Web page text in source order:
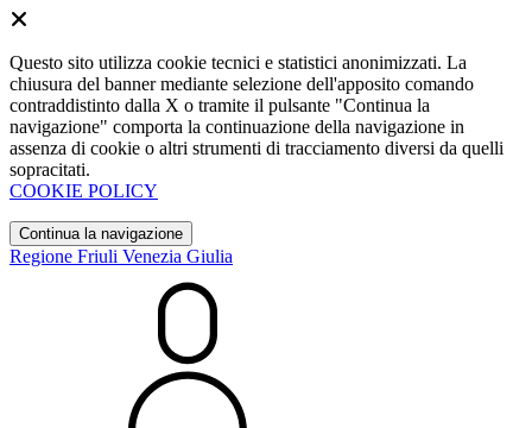
Questo sito utilizza cookie tecnici e statistici anonimizzati. La
chiusura del banner mediante selezione dell'apposito comando
contraddistinto dalla X o tramite il pulsante "Continua la
navigazione" comporta la continuazione della navigazione in
assenza di cookie o altri strumenti di tracciamento diversi da quelli
sopracitati.
COOKIE POLICY
Continua la navigazione
Regione Friuli Venezia Giulia